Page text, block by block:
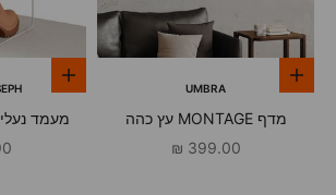
הוספה לסל UMBRA
מדף MONTAGE עץ כהה
מחיר מבצע
399.00 ₪
הוספה
מעמד נעליים
₪